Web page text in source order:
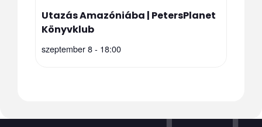
Utazás Amazóniába | PetersPlanet
Könyvklub
szeptember 8 - 18:00